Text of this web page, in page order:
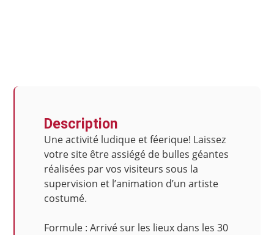
Description
Une activité ludique et féerique! Laissez
votre site être assiégé de bulles géantes
réalisées par vos visiteurs sous la
supervision et l’animation d’un artiste
costumé.
​Formule : Arrivé sur les lieux dans les 30